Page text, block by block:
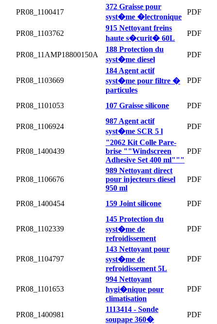
PR08_1100417
372 Graisse pour
syst�me �lectronique
PDF
PR08_1103762
915 Nettoyant freins
haute s�curit� 60L
PDF
PR08_11AMP18800150A
188 Protection du
syst�me diesel
PDF
PR08_1103669
184 Agent actif
syst�me pour filtre �
particules
PDF
PR08_1101053 107 Graisse silicone PDF
PR08_1106924
987 Agent actif
syst�me SCR 5 l
PDF
PR08_1400439
"2062 Kit Colle Pare-
brise ""Windscreen
Adhesive Set 400 ml"""
PDF
PR08_1106676
989 Nettoyant direct
pour injecteurs diesel
950 ml
PDF
PR08_1400454 159 Joint silicone PDF
PR08_1102339
145 Protection du
syst�me de
refroidissement
PDF
PR08_1104797
143 Nettoyant pour
syst�me de
refroidissement 5L
PDF
PR08_1101653
994 Nettoyant
hygi�nique pour
climatisation
PDF
PR08_1400981
1113414 - Sonde
soupape 360�
PDF